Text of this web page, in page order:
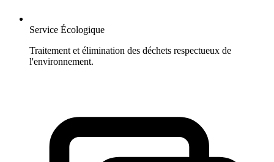
Service Écologique
Traitement et élimination des déchets respectueux de
l'environnement.